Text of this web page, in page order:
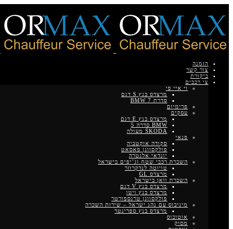
הזמנה
צור קשר
ביקורת
צי רכבים
וי איי פי
מרצדס בנץ S דגם
סדרת BMW 7
פרימיום
עסקים
מרצדס בנץ E דגם
BMW סדרה 5
ŠKODA מעולה
פנאי
סקודה אוקטביה
פולקסווגן פאסאט
יונדאי אלנטרה
השכרת רכבי שטח וג’יפים בישראל
טויוטה לנדקרוזר
מרצדס GL
השכרת וואן בישראל
מרצדס בנץ V דגם
מרצדס בנץ ויטו
פולקסווגן טרנספורטר
מיניבוס עם נהג ישראל – שירות השכרה
מרצדס בנץ ספרינטר
אוטובוס
מסוק